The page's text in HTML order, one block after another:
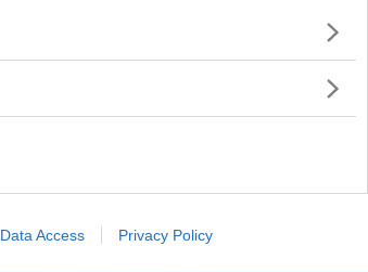
Data Access Privacy Policy